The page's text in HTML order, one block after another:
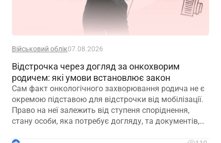
Військовий облік07.08.2026
Відстрочка через догляд за онкохворим
родичем: які умови встановлює закон
Сам факт онкологічного захворювання родича не є
окремою підставою для відстрочки від мобілізації.
Право на неї залежить від ступеня споріднення,
стану особи, яка потребує догляду, та документів,